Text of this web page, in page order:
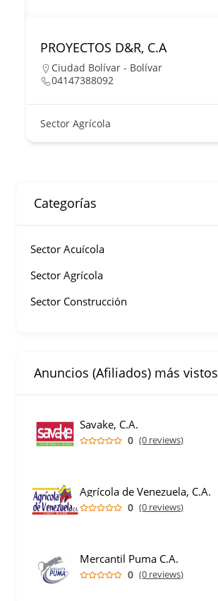
PROYECTOS D&R, C.A
Ciudad Bolívar - Bolívar
04147388092
Sector Agrícola
Categorías
Sector Acuícola
Sector Agrícola
Sector Construcción
Anuncios (Afiliados) más vistos
Savake, C.A.
0 (0 reviews)
Agrícola de Venezuela, C.A.
0 (0 reviews)
Mercantil Puma C.A.
0 (0 reviews)